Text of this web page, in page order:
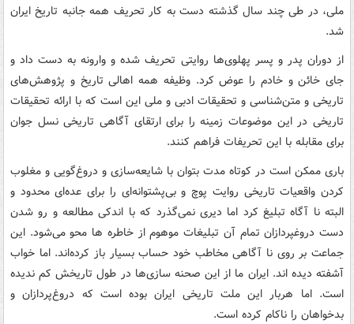
ملی، در طی چند سال گذشته دست به کار تحریف همه جانبه تاریخ ایران
شد.
از دوران پدر و پسر پهلوی‌ها روایتی تحریف شده و وارونه به دست داد و
جای خائن و خادم را عوض کرد. وظیفه همه اهالی تاریخ و پژوهش‌های
تاریخی و متن‌شناسی و تحقیقات ادبی و ملی این است که با ارائه تحقیقات
تاریخی در این موضوعات زمینه را برای ارتقای آگاهی تاریخی نسل جوان
برای مقابله با این تحریفات فراهم کنند.
باری ممکن است در کوتاه مدت بتوان با شایعه‌سازی و دروغ‌گویی و مغلوب
کردن واقعیات تاریخی روایت پوچ و بی‌پشتوانه‌ای را برای عده‌ای محدود و
البته نا آگاه تبلیغ کرد اما دیری نمی‌گذرد که با اندکی مطالعه و رو شدن
دست دروغپردازان تمام آن تبلیغات موهوم از خاطره ها محو می‌شود. این
جماعت بر روی نا آگاهی مخاطب خود حساب بسیار باز کرده‌اند. اما خواب
آشفته دیده اند. ایران ما از این صحنه سازی‌ها در طول تاریخش کم ندیده
است. اما هربار این ملت تاریخی ایران بوده است که دروغ‌پردازان و
بدخواهان را ناکام کرده است.